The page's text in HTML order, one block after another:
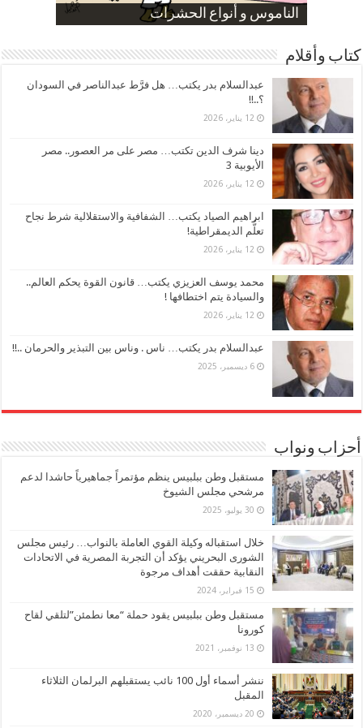
الناموس و أنواع الحشرات
الموظفين بعد ارتفاع الأسعار
ارتفاع نسبة الطلاق في مصر
صورة كاركاتيرية
صورة كاركاتيرية
كتاب وأقلام
عبدالسلام بدر يكتب… هل فرَّط عبدالناصر في السودان
؟..!!
12 يناير، 2026
دينا شرف الدين تكتب… مصر على مر العصور.. مصر
الأيوبية 3
12 يناير، 2026
ابراهيم الصياد يكتب… الشفافية والاستقلالية شرط نجاح
تعلُّم الديمقراطية!
12 يناير، 2026
محمد يوسف العزيزي يكتب… قانون القوة يحكم العالم..
والسيادة يتم اختطافها !
12 يناير، 2026
عبدالسلام بدر يكتب… ناس . وناس بين التبذير والحرمان ..!!
6 ديسمبر، 2025
أحزاب ونواب
مستقبل وطن ببلبيس ينظم مؤتمراً جماهيرياً حاشدا لدعم
مرشحي مجلس الشيوخ
30 يوليو، 2025
خلال استقباله وكيلة القوي العاملة بالنواب… رئيس مجلس
الشورى البحريني يؤكد أن التجربة المصرية في الاتحادات
النقابية حققت أهداف مرجوة
15 فبراير، 2024
مستقبل وطن ببلبيس يقود حملة “معا نطمئن”لتلقي لقاح
كورونا
13 نوفمبر، 2021
ننشر أسماء أول 100 نائب يستقبلهم البرلمان الثلاثاء
المقبل
20 ديسمبر، 2020